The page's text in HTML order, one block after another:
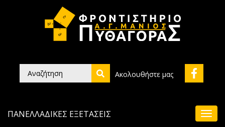
Ακολουθήστε μας
ΠΑΝΕΛΛΑΔΙΚΕΣ ΕΞΕΤΑΣΕΙΣ